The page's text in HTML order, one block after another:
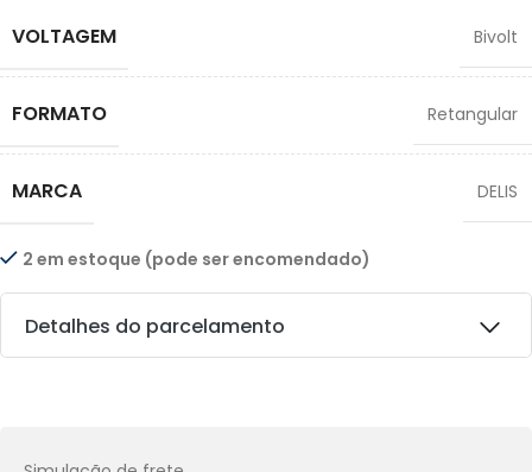
VOLTAGEM Bivolt
FORMATO Retangular
MARCA DELIS
2 em estoque (pode ser encomendado)
Detalhes do parcelamento